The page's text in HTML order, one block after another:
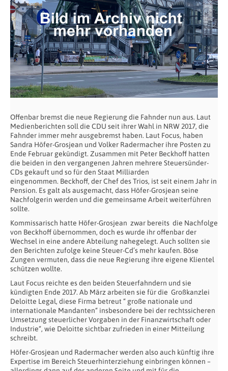
Offenbar bremst die neue Regierung die Fahnder nun aus. Laut
Medienberichten soll die CDU seit ihrer Wahl in NRW 2017, die
Fahnder immer mehr ausgebremst haben. Laut Focus, haben
Sandra Höfer-Grosjean und Volker Radermacher ihre Posten zu
Ende Februar gekündigt. Zusammen mit Peter Beckhoff hatten
die beiden in den vergangenen Jahren mehrere Steuersünder-
CDs gekauft und so für den Staat Milliarden
eingenommen. Beckhoff, der Chef des Trios, ist seit einem Jahr in
Pension. Es galt als ausgemacht, dass Höfer-Grosjean seine
Nachfolgerin werden und die gemeinsame Arbeit weiterführen
sollte.
Kommissarisch hatte Höfer-Grosjean zwar bereits die Nachfolge
von Beckhoff übernommen, doch es wurde ihr offenbar der
Wechsel in eine andere Abteilung nahegelegt. Auch sollten sie
den Berichten zufolge keine Steuer-Cd’s mehr kaufen. Böse
Zungen vermuten, dass die neue Regierung ihre eigene Klientel
schützen wollte.
Laut Focus reichte es den beiden Steuerfahndern und sie
kündigten Ende 2017. Ab März arbeiten sie für die Großkanzlei
Deloitte Legal, diese Firma betreut “ große nationale und
internationale Mandanten“ insbesondere bei der rechtssicheren
Umsetzung steuerlicher Vorgaben in der Finanzwirtschaft oder
Industrie“, wie Deloitte sichtbar zufrieden in einer Mitteilung
schreibt.
Höfer-Grosjean und Radermacher werden also auch künftig ihre
Expertise im Bereich Steuerhinterziehung einbringen können –